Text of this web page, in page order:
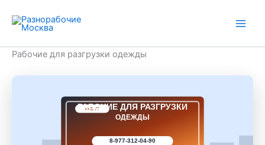
содержимому
Рабочие для разгрузки одежды
РАБ 77
РАБОЧИЕ ДЛЯ РАЗГРУЗКИ
ОДЕЖДЫ
8-977-312-04-90